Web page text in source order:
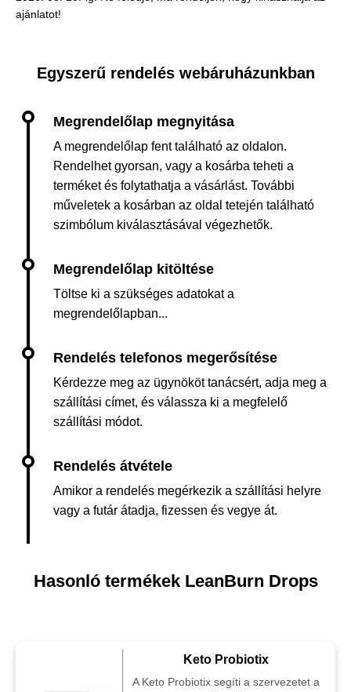
ajánlatot!
Egyszerű rendelés webáruházunkban
A megrendelőlap fent található az oldalon.
Rendelhet gyorsan, vagy a kosárba teheti a
terméket és folytathatja a vásárlást. További
műveletek a kosárban az oldal tetején található
szimbólum kiválasztásával végezhetők.
Töltse ki a szükséges adatokat a
megrendelőlapban...
Kérdezze meg az ügynököt tanácsért, adja meg a
szállítási címet, és válassza ki a megfelelő
szállítási módot.
Amikor a rendelés megérkezik a szállítási helyre
vagy a futár átadja, fizessen és vegye át.
Hasonló termékek LeanBurn Drops
Keto Probiotix
A Keto Probiotix segíti a szervezetet a